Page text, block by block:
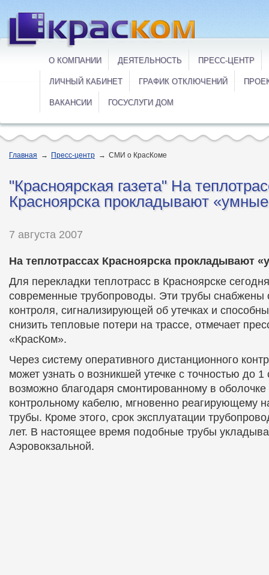
О КОМПАНИИ ДЕЯТЕЛЬНОСТЬ ПРЕСС-ЦЕНТР
ЛИЧНЫЙ КАБИНЕТ ГРАФИК ОТКЛЮЧЕНИЙ
ВАКАНСИИ ГОСУСЛУГИ ДОМ
Главная → Пресс-центр → СМИ о КрасКоме
"Красноярская газета" На
Красноярска прокладывают
7 августа 2007
На теплотрассах Красноярска прокладывают
Для перекладки теплотрасс в Красноярске
современные трубопроводы. Эти трубы снабжены
контроля, сигнализирующей об утечках и
снизить тепловые потери на трассе, отмечает
«КрасКом».
Через систему оперативного дистанционного
может узнать о возникшей утечке с точностью до
возможно благодаря смонтированному в
контрольному кабелю, мгновенно реагирующему
трубы. Кроме этого, срок эксплуатации
лет. В настоящее время подобные трубы
Аэровокзальной.